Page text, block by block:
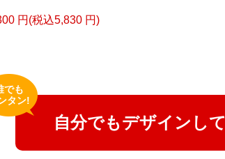
円(税込5,830 円)
自分でもデザインし
でも
タン!